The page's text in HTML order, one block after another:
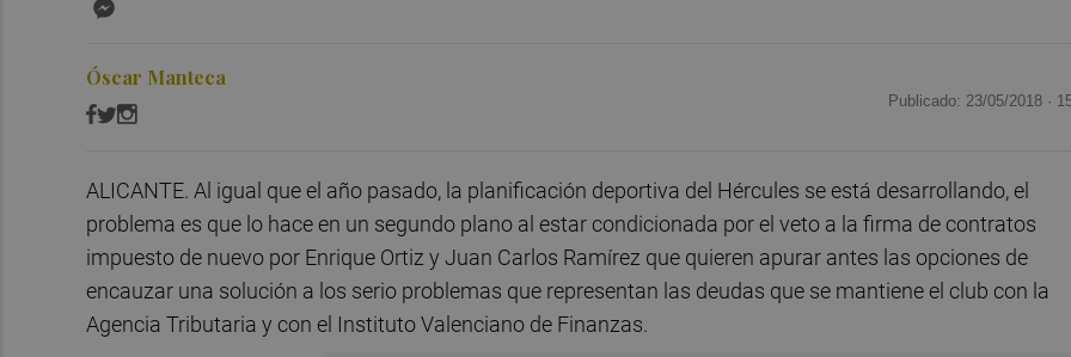
Óscar Manteca
Publicado: 23/05/2018 ·
ALICANTE. Al igual que el año pasado, la planificación deportiva del Hércules se está desarrollando, el
problema es que lo hace en un segundo plano al estar condicionada por el veto a la firma de contratos
impuesto de nuevo por Enrique Ortiz y Juan Carlos Ramírez que quieren apurar antes las opciones de
encauzar una solución a los serio problemas que representan las deudas que se mantiene el club con la
Agencia Tributaria y con el Instituto Valenciano de Finanzas.